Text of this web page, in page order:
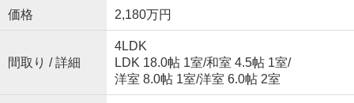
価格 2,180万円
間取り / 詳細
4LDK
LDK 18.0帖 1室/和室 4.5帖 1室/
洋室 8.0帖 1室/洋室 6.0帖 2室